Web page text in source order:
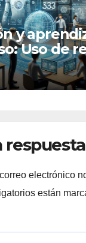
y
Uso de
e IA en
virtuales
respuesta
electrónico
están